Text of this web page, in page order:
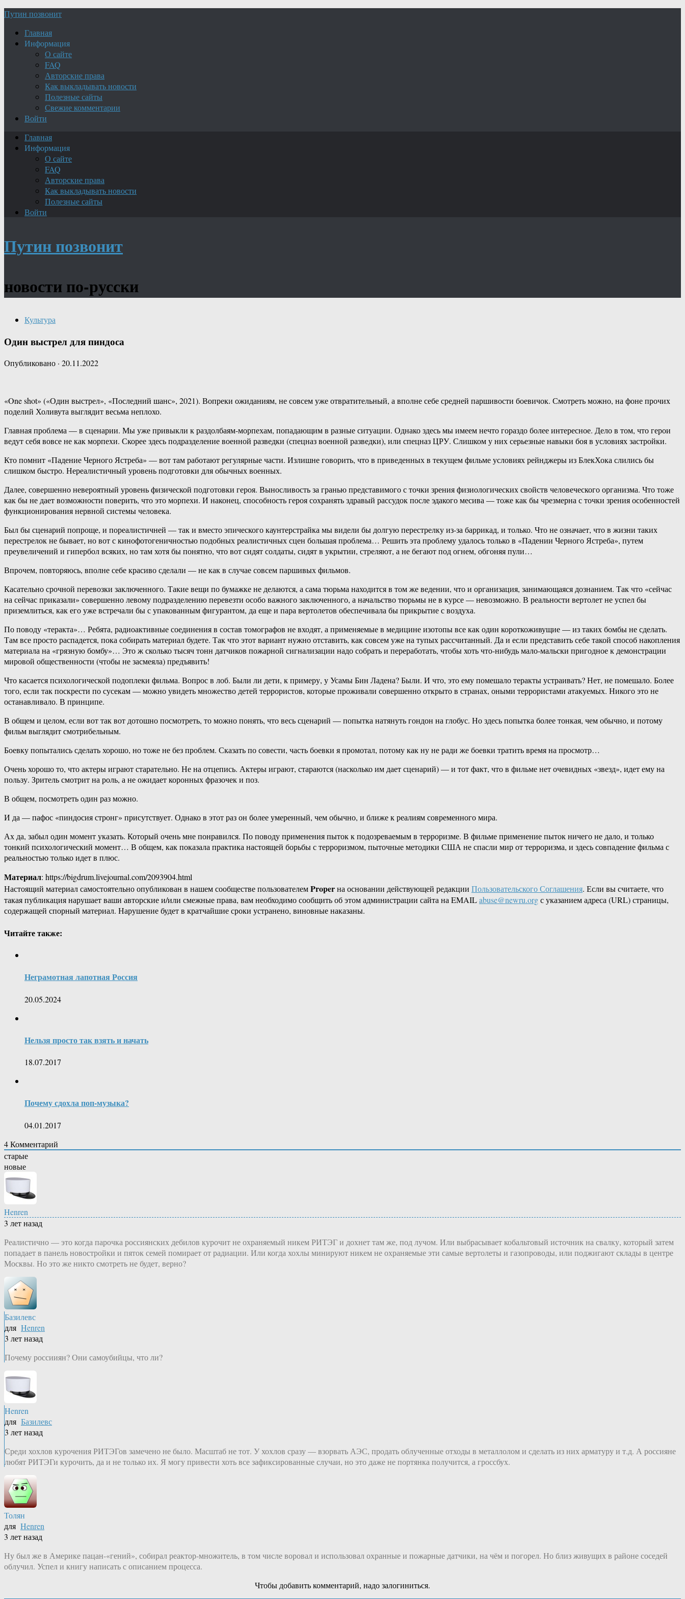
Путин позвонит
Главная
Информация
О сайте
FAQ
Авторские права
Как выкладывать новости
Полезные сайты
Свежие комментарии
Войти
Главная
Информация
О сайте
FAQ
Авторские права
Как выкладывать новости
Полезные сайты
Войти
Путин позвонит
новости по-русски
Культура
Один выстрел для пиндоса
Опубликовано · 20.11.2022
«One shot» («Один выстрел», «Последний шанс», 2021). Вопреки ожиданиям, не совсем уже отвратительный, а вполне себе средней паршивости боевичок. Смотреть можно, на фоне прочих
поделий Холивута выглядит весьма неплохо.
Главная проблема — в сценарии. Мы уже привыкли к раздолбаям-морпехам, попадающим в разные ситуации. Однако здесь мы имеем нечто гораздо более интересное. Дело в том, что герои
ведут себя вовсе не как морпехи. Скорее здесь подразделение военной разведки (спецназ военной разведки), или спецназ ЦРУ. Слишком у них серьезные навыки боя в условиях застройки.
Кто помнит «Падение Черного Ястреба» — вот там работают регулярные части. Излишне говорить, что в приведенных в текущем фильме условиях рейнджеры из БлекХока слились бы
слишком быстро. Нереалистичный уровень подготовки для обычных военных.
Далее, совершенно невероятный уровень физической подготовки героя. Выносливость за гранью представимого с точки зрения физиологических свойств человеческого организма. Что тоже
как бы не дает возможности поверить, что это морпехи. И наконец, способность героя сохранять здравый рассудок после эдакого месива — тоже как бы чрезмерна с точки зрения особенностей
функционирования нервной системы человека.
Был бы сценарий попроще, и пореалистичней — так и вместо эпического каунтерстрайка мы видели бы долгую перестрелку из-за баррикад, и только. Что не означает, что в жизни таких
перестрелок не бывает, но вот с кинофотогеничностью подобных реалистичных сцен большая проблема… Решить эта проблему удалось только в «Падении Черного Ястреба», путем
преувеличений и гипербол всяких, но там хотя бы понятно, что вот сидят солдаты, сидят в укрытии, стреляют, а не бегают под огнем, обгоняя пули…
Впрочем, повторяюсь, вполне себе красиво сделали — не как в случае совсем паршивых фильмов.
Касательно срочной перевозки заключенного. Такие вещи по бумажке не делаются, а сама тюрьма находится в том же ведении, что и организация, занимающаяся дознанием. Так что «сейчас
на сейчас приказали» совершенно левому подразделению перевезти особо важного заключенного, а начальство тюрьмы не в курсе — невозможно. В реальности вертолет не успел бы
приземлиться, как его уже встречали бы с упакованным фигурантом, да еще и пара вертолетов обеспечивала бы прикрытие с воздуха.
По поводу «теракта»… Ребята, радиоактивные соединения в состав томографов не входят, а применяемые в медицине изотопы все как один короткоживущие — из таких бомбы не сделать.
Там все просто распадется, пока собирать материал будете. Так что этот вариант нужно отставить, как совсем уже на тупых рассчитанный. Да и если представить себе такой способ накопления
материала на «грязную бомбу»… Это ж сколько тысяч тонн датчиков пожарной сигнализации надо собрать и переработать, чтобы хоть что-нибудь мало-мальски пригодное к демонстрации
мировой общественности (чтобы не засмеяла) предъявить!
Что касается психологической подоплеки фильма. Вопрос в лоб. Были ли дети, к примеру, у Усамы Бин Ладена? Были. И что, это ему помешало теракты устраивать? Нет, не помешало. Более
того, если так поскрести по сусекам — можно увидеть множество детей террористов, которые проживали совершенно открыто в странах, оными террористами атакуемых. Никого это не
останавливало. В принципе.
В общем и целом, если вот так вот дотошно посмотреть, то можно понять, что весь сценарий — попытка натянуть гондон на глобус. Но здесь попытка более тонкая, чем обычно, и потому
фильм выглядит смотрибельным.
Боевку попытались сделать хорошо, но тоже не без проблем. Сказать по совести, часть боевки я промотал, потому как ну не ради же боевки тратить время на просмотр…
Очень хорошо то, что актеры играют старательно. Не на отцепись. Актеры играют, стараются (насколько им дает сценарий) — и тот факт, что в фильме нет очевидных «звезд», идет ему на
пользу. Зритель смотрит на роль, а не ожидает коронных фразочек и поз.
В общем, посмотреть один раз можно.
И да — пафос «пиндосия стронг» присутствует. Однако в этот раз он более умеренный, чем обычно, и ближе к реалиям современного мира.
Ах да, забыл один момент указать. Который очень мне понравился. По поводу применения пыток к подозреваемым в терроризме. В фильме применение пыток ничего не дало, и только
тонкий психологический момент… В общем, как показала практика настоящей борьбы с терроризмом, пыточные методики США не спасли мир от терроризма, и здесь совпадение фильма с
реальностью только идет в плюс.
Материал: https://bigdrum.livejournal.com/2093904.html
Настоящий материал самостоятельно опубликован в нашем сообществе пользователемProperна основании действующей редакции Пользовательского Соглашения. Если вы считаете, что
такая публикация нарушает ваши авторские и/или смежные права, вам необходимо сообщить об этом администрации сайта на EMAILabuse@newru.orgс указанием адреса (URL) страницы,
содержащей спорный материал. Нарушение будет в кратчайшие сроки устранено, виновные наказаны.
Читайте также:
Неграмотная лапотная Россия
20.05.2024
Нельзя просто так взять и начать
18.07.2017
Почему сдохла поп-музыка?
04.01.2017
4Комментарий
старые
новые
Henren
3 лет назад
Реалистично — это когда парочка россиянских дебилов курочит не охраняемый никем РИТЭГ и дохнет там же, под лучом. Или выбрасывает кобальтовый источник на свалку, который затем
попадает в панель новостройки и пяток семей помирает от радиации. Или когда хохлы минируют никем не охраняемые эти самые вертолеты и газопроводы, или поджигают склады в центре
Москвы. Но это же никто смотреть не будет, верно?
Базилевс
для Henren
3 лет назад
Почему россииян? Они самоубийцы, что ли?
Henren
для Базилевс
3 лет назад
Среди хохлов курочения РИТЭГов замечено не было. Масштаб не тот. У хохлов сразу — взорвать АЭС, продать облученные отходы в металлолом и сделать из них арматуру и т.д. А россияне
любят РИТЭГи курочить, да и не только их. Я могу привести хоть все зафиксированные случаи, но это даже не портянка получится, а гроссбух.
Толян
для Henren
3 лет назад
Ну был же в Америке пацан-«гений», собирал реактор-множитель, в том числе воровал и использовал охранные и пожарные датчики, на чём и погорел. Но близ живущих в районе соседей
облучил. Успел и книгу написать с описанием процесса.
Чтобы добавить комментарий, надо залогиниться.